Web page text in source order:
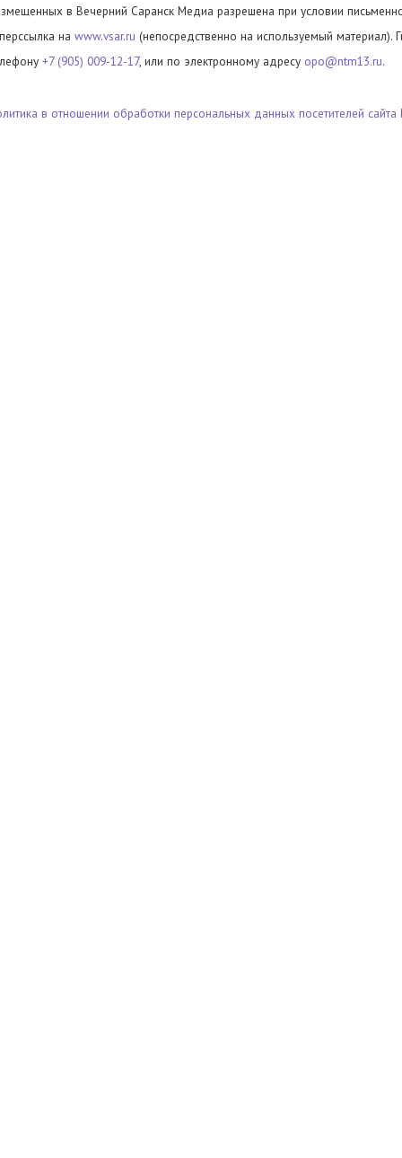
в Вечерний Саранск Медиа разрешена при условии
на www.vsar.ru (непосредственно на используемый материал).
+7 (905) 009-12-17, или по электронному адресу opo@ntm13.ru.
в отношении обработки персональных данных посетителей